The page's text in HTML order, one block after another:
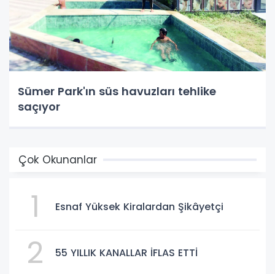
Sümer Park'ın süs havuzları tehlike
saçıyor
Çok Okunanlar
1 Esnaf Yüksek Kiralardan Şikâyetçi
2 55 YILLIK KANALLAR İFLAS ETTİ